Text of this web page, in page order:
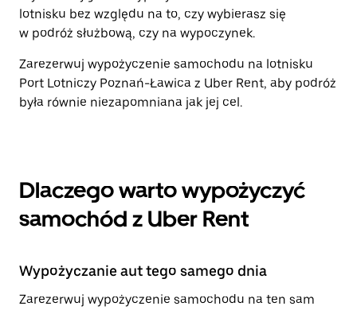
lotnisku bez względu na to, czy wybierasz się
w podróż służbową, czy na wypoczynek.
Zarezerwuj wypożyczenie samochodu na lotnisku
Port Lotniczy Poznań-Ławica z Uber Rent, aby podróż
była równie niezapomniana jak jej cel.
Dlaczego warto wypożyczyć
samochód z Uber Rent
Wypożyczanie aut tego samego dnia
Zarezerwuj wypożyczenie samochodu na ten sam